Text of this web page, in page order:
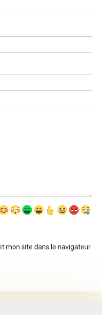
mon site dans le navigateur